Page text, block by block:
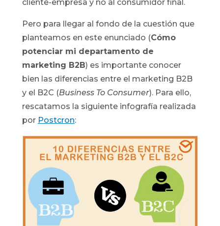
cliente-empresa y no al consumidor final.
Pero para llegar al fondo de la cuestión que
planteamos en este enunciado (Cómo
potenciar mi departamento de
marketing B2B) es importante conocer
bien las diferencias entre el marketing B2B
y el B2C (Business To Consumer). Para ello,
rescatamos la siguiente infografía realizada
por Postcron: